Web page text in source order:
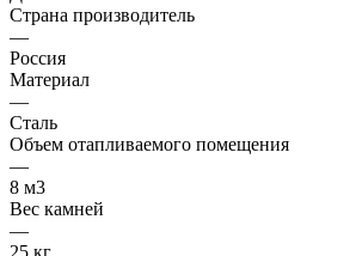
Страна производитель
—
Россия
Материал
—
Сталь
Объем отапливаемого помещения
—
8 м3
Вес камней
—
25 кг